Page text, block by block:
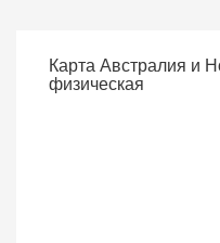
Карта Австралия и
физическая